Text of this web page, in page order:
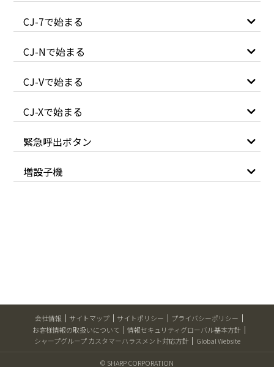
CJ-7で始まる
CJ-Nで始まる
CJ-Vで始まる
CJ-Xで始まる
緊急呼出ボタン
増設子機
会社情報 サイトマップ サイトポリシー
プライバシーポリシー
お客様情報の取扱いについて
情報セキュリティグローバル基本方針
シャープグループ カスタマーハラスメント対応方針
Global Website
© SHARP CORPORATION